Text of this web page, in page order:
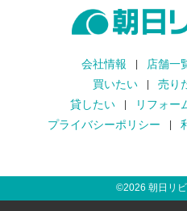
会社情報 店舗一
買いたい
売り
貸したい
リフォー
プライバシーポリシー
©2026 朝日リ